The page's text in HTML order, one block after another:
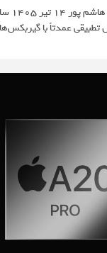
ارسال شده
تطبیقی عمدتاً با